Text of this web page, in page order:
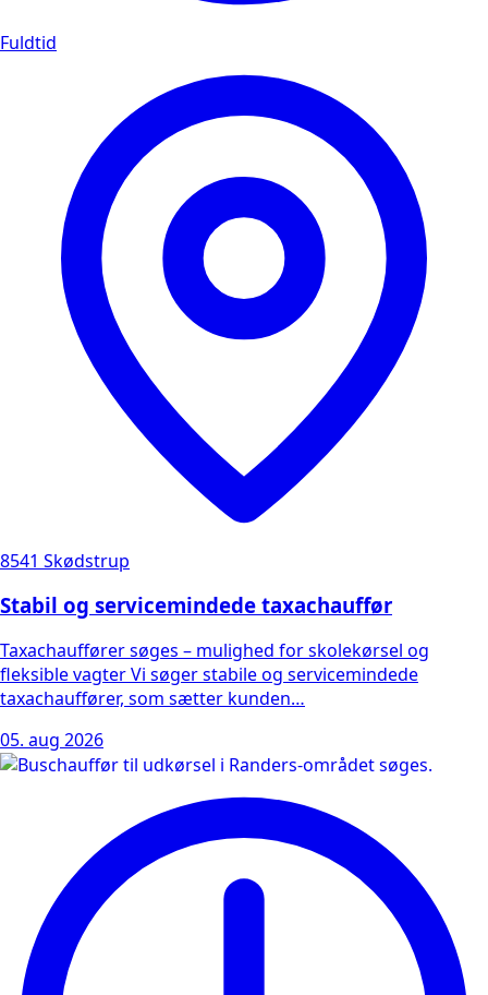
Fuldtid
8541 Skødstrup
Stabil og servicemindede taxachauffør
Taxachauffører søges – mulighed for skolekørsel og
fleksible vagter Vi søger stabile og servicemindede
taxachauffører, som sætter kunden…
05. aug 2026